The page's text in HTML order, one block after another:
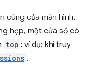
cùng của màn hình,
hợp, một cửa sổ có
top ; ví dụ: khi truy
.